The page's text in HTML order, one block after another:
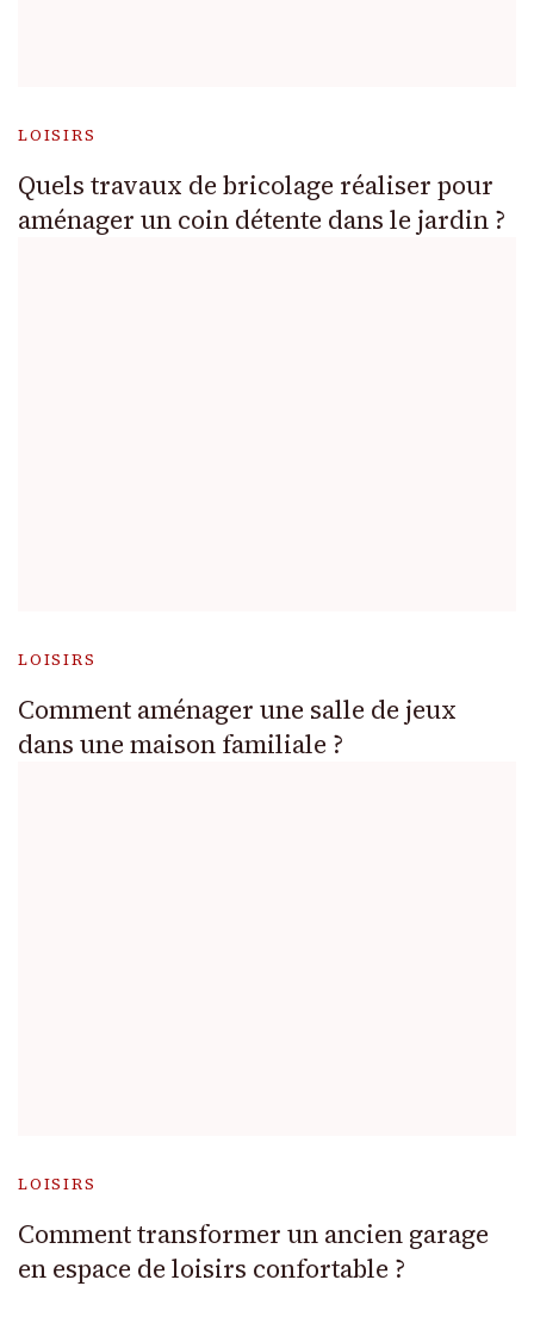
LOISIRS
Quels travaux de bricolage réaliser pour
aménager un coin détente dans le jardin ?
LOISIRS
Comment aménager une salle de jeux
dans une maison familiale ?
LOISIRS
Comment transformer un ancien garage
en espace de loisirs confortable ?